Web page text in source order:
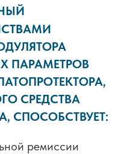
ПАРАМЕТРОВ
СРЕДСТВА
СПОСОБСТВУЕТ:
ремиссии